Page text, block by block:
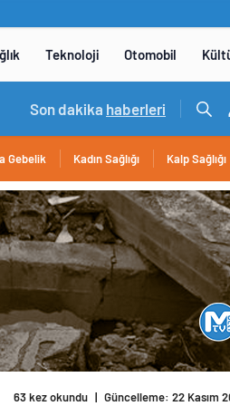
Teknoloji Otomobil
15:06 / DENEYAP Teknoloji
Son dakika haberleri
Gebelik Kadın Sağlığı Kalp Sağlığı
63 kez okundu | Güncelleme: 22 Kasım